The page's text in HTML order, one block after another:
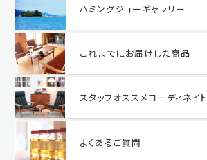
ハミングジョーギャラリー
これまでにお届けした商品
スタッフオススメコーディネイト
よくあるご質問